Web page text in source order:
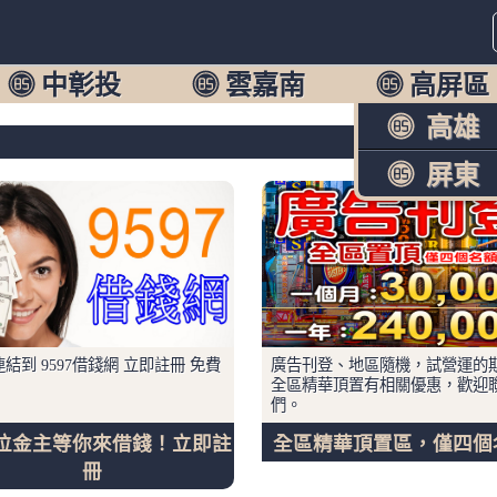
中彰投 雲嘉南
高屏區
高雄
屏東
結到 9597借錢網 立即註冊 免費
金主等你來借錢！立即註
冊
廣告刊登、地區隨機，試營運的
全區精華頂置有相關優惠，歡迎
們。
全區精華頂置區，僅四